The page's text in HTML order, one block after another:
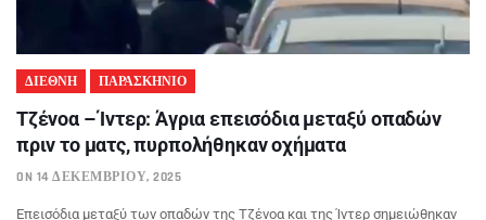
ΔΙΕΘΝΗ ΠΑΡΑΣΚΗΝΙΟ
Τζένοα – Ίντερ: Άγρια επεισόδια μεταξύ οπαδών
πριν το ματς, πυρπολήθηκαν οχήματα
ON 14 ΔΕΚΕΜΒΡΊΟΥ, 2025
Επεισόδια μεταξύ των οπαδών της Τζένοα και της Ίντερ σημειώθηκαν